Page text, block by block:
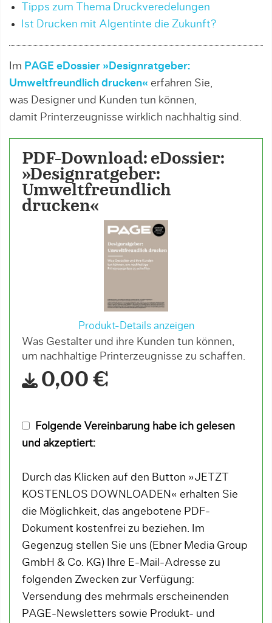
Tipps zum Thema Druckveredelungen
Ist Drucken mit Algentinte die Zukunft?
Im PAGE eDossier »Designratgeber:
Umweltfreundlich drucken« erfahren Sie,
was Designer und Kunden tun können,
damit Printerzeugnisse wirklich nachhaltig sind.
PDF-Download: eDossier:
»Designratgeber:
Umweltfreundlich
drucken«
Produkt-Details anzeigen
Was Gestalter und ihre Kunden tun können,
um nachhaltige Printerzeugnisse zu schaffen.
0,00 €
Folgende Vereinbarung habe ich gelesen
und akzeptiert:
Durch das Klicken auf den Button »JETZT
KOSTENLOS DOWNLOADEN« erhalten Sie
die Möglichkeit, das angebotene PDF-
Dokument kostenfrei zu beziehen. Im
Gegenzug stellen Sie uns (Ebner Media Group
GmbH & Co. KG) Ihre E-Mail-Adresse zu
folgenden Zwecken zur Verfügung:
Versendung des mehrmals erscheinenden
PAGE-Newsletters sowie Produkt- und